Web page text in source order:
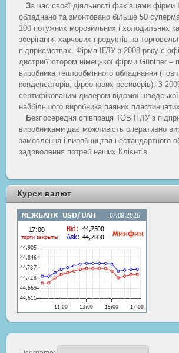
За час своєї діяльності фахівцями фірми
обладнано та змонтовано більше 50
100 потужних морозильних і холодильних
зберігання харчових продуктів на
підприємствах. Фірма ІГЛУ з 2008 року є
дистриб`ютором німецької фірми Güntner –
виробника теплообмінного обладнання
конденсаторів, фреонових ресиверів). З
сертифікованим дилером відомої
найбільшого виробника паяних
Безпосередня співпраця ТОВ ІГЛУ з
виробниками дає можливість оперативно
замовлення і виробництва нестандартного
задоволення потреб наших Клієнтів.
Курси валют